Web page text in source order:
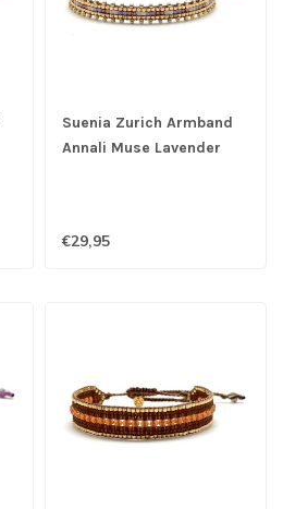
Suenia Zurich Armband
Annali Muse Lavender
€29,95